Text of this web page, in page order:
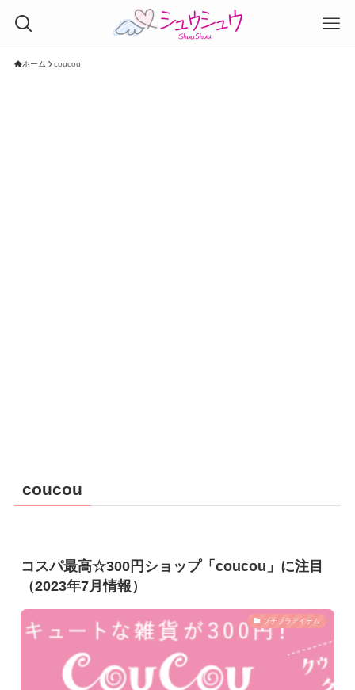
ホーム coucou
coucou
コスパ最高☆300円ショップ「coucou」に注目
（2023年7月情報）
プチプラアイテム